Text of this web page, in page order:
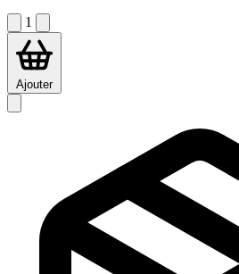
1
Ajouter